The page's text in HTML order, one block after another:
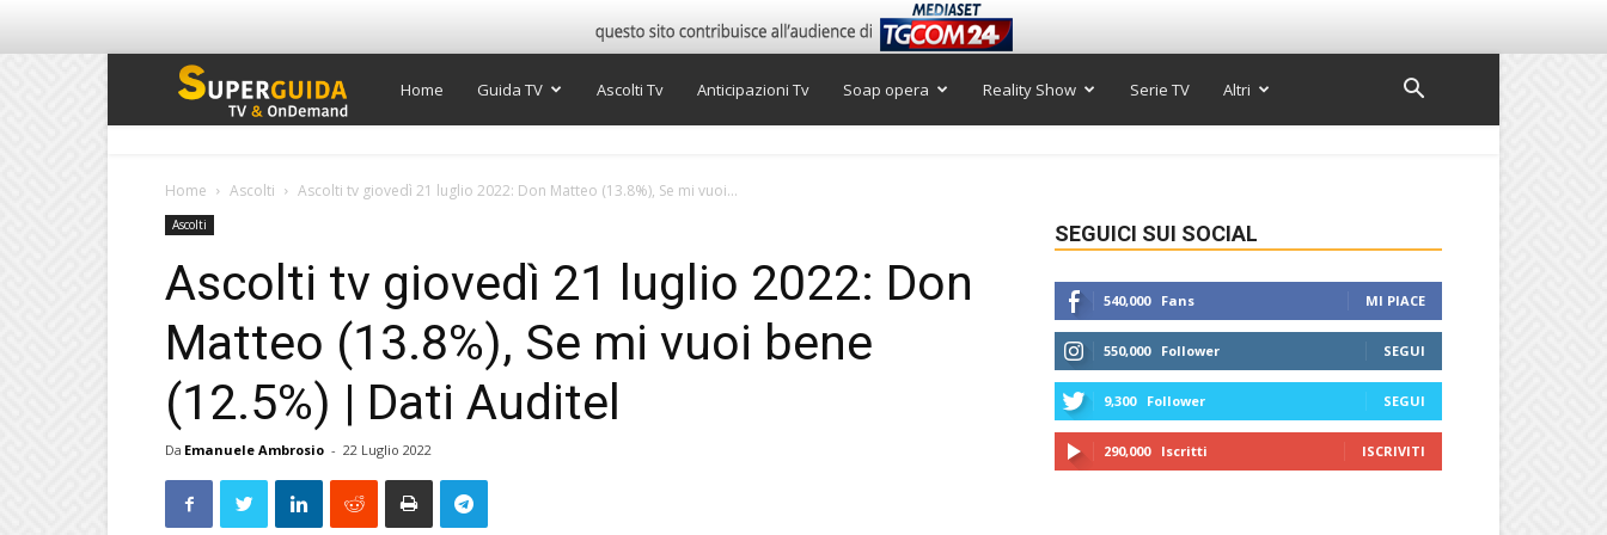
Super
Home Guida TV Ascolti Tv Anticipazioni Tv Soap opera Reality Show Serie TV Altri
Home Ascolti Ascolti tv giovedì 21 luglio 2022: Don Matteo (13.8%), Se mi vuoi...
Ascolti
Ascolti tv giovedì 21 luglio 2022: Don
Matteo (13.8%), Se mi vuoi bene
(12.5%) | Dati Auditel
Da Emanuele Ambrosio - 22 Luglio 2022
SEGUICI SUI SOCIAL
540,000 Fans MI PIACE
550,000 Follower SEGUI
9,300 Follower SEGUI
290,000 Iscritti ISCRIVITI